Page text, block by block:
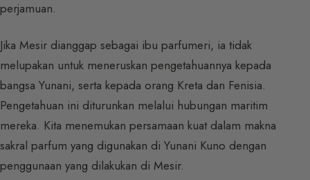
perjamuan.
Jika Mesir dianggap sebagai ibu parfumeri, ia tidak
melupakan untuk meneruskan pengetahuannya kepada
bangsa Yunani, serta kepada orang Kreta dan Fenisia.
Pengetahuan ini diturunkan melalui hubungan maritim
mereka. Kita menemukan persamaan kuat dalam makna
sakral parfum yang digunakan di Yunani Kuno dengan
penggunaan yang dilakukan di Mesir.